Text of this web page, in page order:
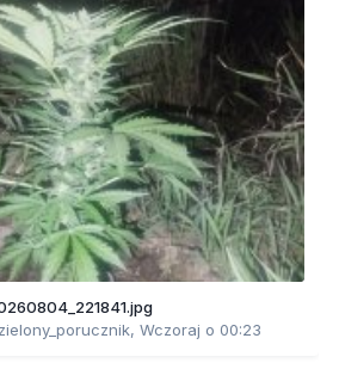
zielony_porucznik, Wczoraj o 00:23